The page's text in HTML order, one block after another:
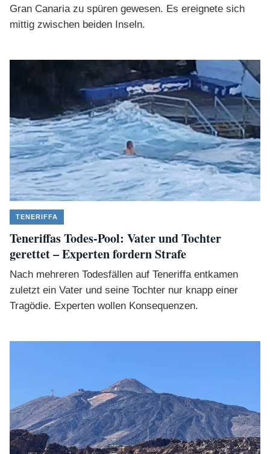
Gran Canaria zu spüren gewesen. Es ereignete sich
mittig zwischen beiden Inseln.
TENERIFFA
Teneriffas Todes-Pool: Vater und Tochter
gerettet – Experten fordern Strafe
Nach mehreren Todesfällen auf Teneriffa entkamen
zuletzt ein Vater und seine Tochter nur knapp einer
Tragödie. Experten wollen Konsequenzen.